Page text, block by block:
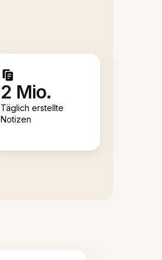
2 Mio.
Täglich erstellte
Notizen